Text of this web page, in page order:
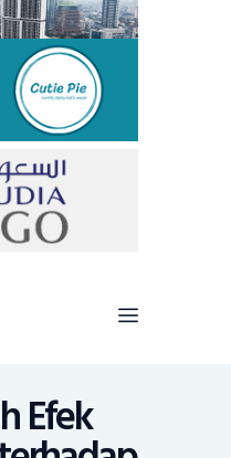
Efek